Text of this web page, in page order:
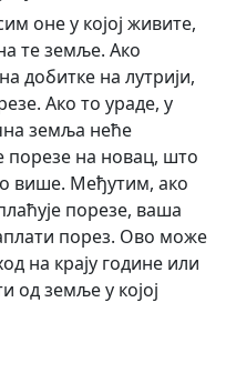
оне у којој живите,
те земље. Ако
добитке на лутрији,
Ако то ураде, у
земља неће
порезе на новац, што
више. Међутим, ако
порезе, ваша
порез. Ово може
на крају године или
од земље у којој